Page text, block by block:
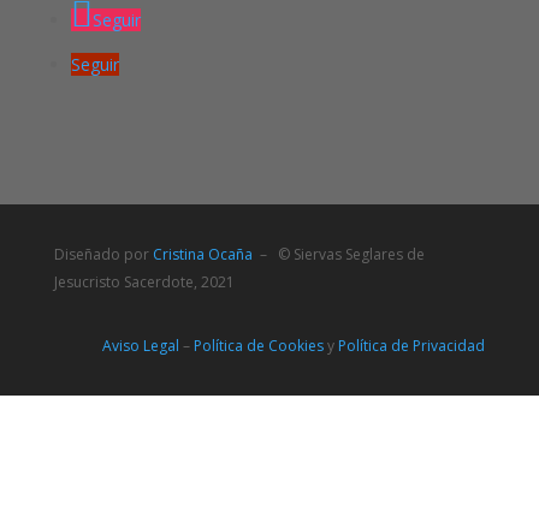
Seguir
Seguir
Diseñado por Cristina Ocaña – © Siervas Seglares de
Jesucristo Sacerdote, 2021
Aviso Legal – Política de Cookiesy Política de Privacidad